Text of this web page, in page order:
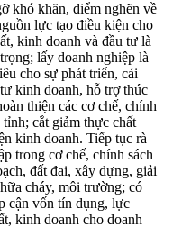
khó khăn, điểm nghẽn về
lực tạo điều kiện cho
kinh doanh và đầu tư là
lấy doanh nghiệp là
cho sự phát triển, cải
kinh doanh, hỗ trợ thúc
thiện các cơ chế, chính
cắt giảm thực chất
kinh doanh. Tiếp tục rà
trong cơ chế, chính sách
đất đai, xây dựng, giải
cháy, môi trường; có
cận vốn tín dụng, lực
kinh doanh cho doanh